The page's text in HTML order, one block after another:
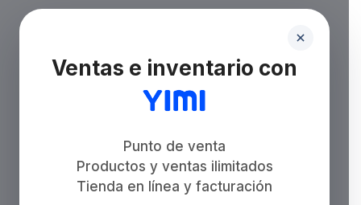
Ventas e inventario con
Punto de venta
Productos y ventas ilimitados
Tienda en línea y facturación